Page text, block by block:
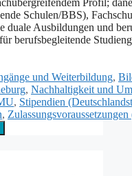
Profil;
Schulen/BBS),
duale Ausbildungen u‬nd
berufsbegleitende
und Weiterbildung,
, Nachhaltigkeit und
, Stipendien
,